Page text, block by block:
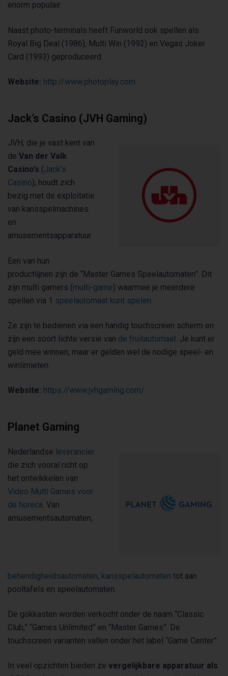
enorm populair.
Naast photo-terminals heeft Funworld ook spellen als
Royal Big Deal (1986), Multi Win (1992) en Vegas Joker
Card (1993) geproduceerd.
Website: http://www.photoplay.com
Jack’s Casino (JVH Gaming)
JVH, die je vast kent van
de Van der Valk
Casino’s (Jack’s
Casino), houdt zich
bezig met de exploitatie
van kansspelmachines
en
amusementsapparatuur.
Een van hun
productlijnen zijn de “Master Games Speelautomaten”. Dit
zijn multi gamers (multi-game) waarmee je meerdere
spellen via 1 speelautomaat kunt spelen
Ze zijn te bedienen via een handig touchscreen scherm en
zijn een soort lichte versie van de fruitautomaat . Je kunt er
geld mee winnen, maar er gelden wel de nodige speel- en
winlimieten.
Website: https://www.jvhgaming.com/
Planet Gaming
Nederlandse leverancier
die zich vooral richt op
het ontwikkelen van
Video Multi Games voor
de horeca . Van
amusementsautomaten,
behendigheidsautomaten, kansspelautomaten tot aan
pooltafels en speelautomaten.
De gokkasten worden verkocht onder de naam “Classic
Club,” “Games Unlimited” en “Master Games”. De
touchscreen varianten vallen onder het label “Game Center”.
In veel opzichten bieden ze vergelijkbare apparatuur als